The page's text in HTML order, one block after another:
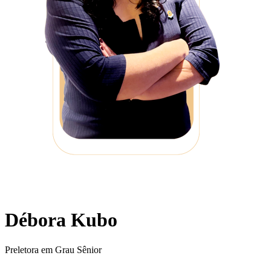
Débora Kubo
Preletora em Grau Sênior